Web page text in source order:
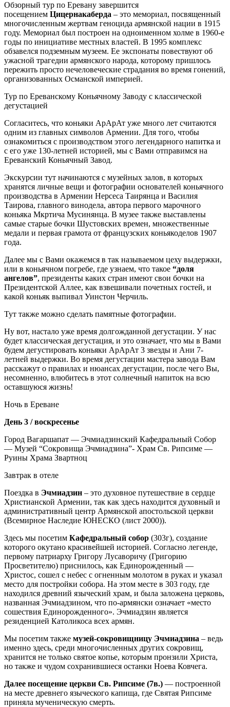
Обзорный тур по Еревану завершится
посещением Цицернакаберда – это мемориал, посвященный
многочисленным жертвам геноцида армянской нации в 1915
году. Мемориал был построен на одноименном холме в 1960-е
годы по инициативе местных властей. В 1995 комплекс
обзавелся подземным музеем. Ее экспонаты повествуют об
ужасной трагедии армянского народа, которому пришлось
пережить просто нечеловеческие страдания во время гонений,
организованных Османской империей.
Тур по Ереванскому Коньячному Заводу с классической
дегустацией
Согласитесь, что коньяки АрАрАт уже много лет считаются
одним из главных символов Армении. Для того, чтобы
ознакомиться с производством этого легендарного напитка и
с его уже 130-летней историей, мы с Вами отправимся на
Ереванский Коньячный Завод.
Экскурсии тут начинаются с музейных залов, в которых
хранятся личные вещи и фотографии основателей коньячного
производства в Армении Нерсеса Таирянца и Василия
Таирова, главного винодела, автора первого марочного
коньяка Мкртича Мусинянца. В музее также выставлены
самые старые бочки Шустовских времен, множественные
медали и первая грамота от французских коньякоделов 1907
года.
Далее мы с Вами окажемся в так называемом цеху выдержки,
или в коньячном погребе, где узнаем, что такое “доля
ангелов”, президенты каких стран имеют свои бочки на
Президентской Аллее, как взвешивали почетных гостей, и
какой коньяк выпивал Уинстон Черчиль.
Тут также можно сделать памятные фотографии.
Ну вот, настало уже время долгожданной дегустации. У нас
будет классическая дегустация, и это означает, что мы в Вами
будем дегустировать коньяки АрАрАт 3 звезды и Ани 7-
летней выдержки. Во время дегустации мастера завода Вам
расскажут о правилах и нюансах дегустации, после чего Вы,
несомненно, влюбитесь в этот солнечный напиток на всю
оставшуюся жизнь!
Ночь в Ереване
День 3 / воскресенье
Город Вагаршапат — Эчмиадзинский Кафедральный Собор
— Музей “Сокровища Эчмиадзина”- Храм Св. Рипсиме —
Руины Храма Звартноц
Завтрак в отеле
Поездка в Эчмиадзин – это духовное путешествие в сердце
Христианской Армении, так как здесь находится духовный и
административный центр Армянской апостольской церкви
(Всемирное Наследие ЮНЕСКО (лист 2000)).
Здесь мы посетим Кафедральный собор (303г), создание
которого окутано красивейшей историей. Согласно легенде,
первому патриарху Григору Лусаворичу (Григорию
Просветителю) приснилось, как Единорожденный —
Христос, сошел с небес с огненным молотом в руках и указал
место для постройки собора. На этом месте в 303 году, где
находился древний языческий храм, и была заложена церковь,
названная Эчмиадзином, что по-армянски означает «место
сошествия Единорожденного». Эчмиадзин является
резиденцией Католикоса всех армян.
Мы посетим также музей-сокровищницу Эчмиадзина – ведь
именно здесь, среди многочисленных других сокровищ,
хранится не только святое копье, которым пронзили Христа,
но также и чудом сохранившиеся останки Ноева Ковчега.
Далее посещение церкви Св. Рипсиме (7в.) — построенной
на месте древнего языческого капища, где Святая Рипсиме
приняла мученическую смерть.